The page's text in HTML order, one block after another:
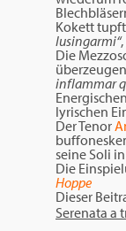
Kokett
lusingarmi“
Die
inflammar
lyrischen
Der Tenor
seine Soli
Die
Hoppe
Dieser
Serenata a